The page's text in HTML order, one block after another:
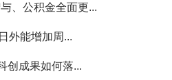
、公积金全面更...
外能增加周...
创成果如何落...